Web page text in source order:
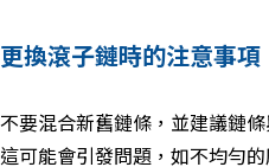
更換滾子鏈時的注意事項
不要混合新舊鏈條，並建議鏈
這可能會引發問題，如不均勻